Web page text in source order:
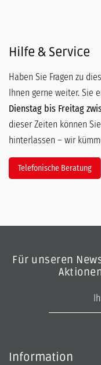
Hilfe & Service
Haben Sie Fragen zu
Ihnen gerne weiter. Sie
Dienstag bis Freitag
dieser Zeiten können
hinterlassen – wir
Telefonische Beratung
Für unseren
Information